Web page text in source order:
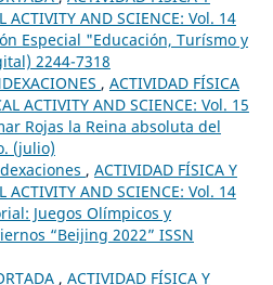
ACTIVITY AND SCIENCE: Vol. 14
Especial "Educación, Turísmo y
2244-7318
, ACTIVIDAD FÍSICA
ACTIVITY AND SCIENCE: Vol. 15
Rojas la Reina absoluta del
(julio)
, ACTIVIDAD FÍSICA Y
ACTIVITY AND SCIENCE: Vol. 14
Juegos Olímpicos y
“Beijing 2022” ISSN
, ACTIVIDAD FÍSICA Y